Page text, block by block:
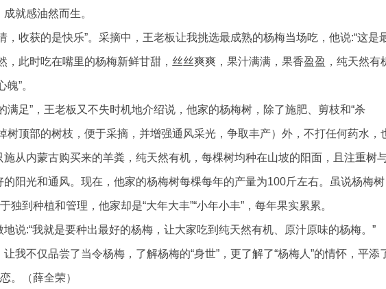
就感油然而生。
，收获的是快乐”。采摘中，王老板让我挑选最成熟的杨梅当场吃，他说:“这是
，此时吃在嘴里的杨梅新鲜甘甜，丝丝爽爽，果汁满满，果香盈盈，纯天然有
”。
满足”，王老板又不失时机地介绍说，他家的杨梅树，除了施肥、剪枝和“杀
树顶部的树枝，便于采摘，并增强通风采光，争取丰产）外，不打任何药水，
从内蒙古购买来的羊粪，纯天然有机，每棵树均种在山坡的阳面，且注重树
阳光和通风。现在，他家的杨梅树每棵每年的产量为100斤左右。虽说杨梅树
独到种植和管理，他家却是“大年大丰”“小年小丰”，每年果实累累。
说:“我就是要种出最好的杨梅，让大家吃到纯天然有机、原汁原味的杨梅。”
我不仅品尝了当令杨梅，了解杨梅的“身世”，更了解了“杨梅人”的情怀，平添
。（薛全荣）